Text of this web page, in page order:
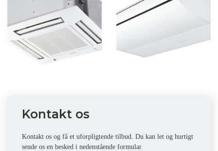
Kontakt os
Kontakt os og få et uforpligtende tilbud. Du kan let og hurtigt
sende os en besked i nedenstående formular.